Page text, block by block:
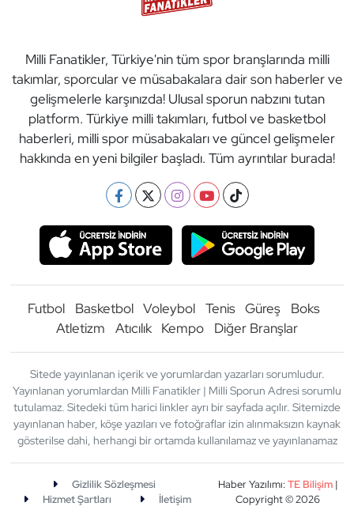
Milli Fanatikler, Türkiye'nin tüm spor branşlarında milli
takımlar, sporcular ve müsabakalara dair son haberler ve
gelişmelerle karşınızda! Ulusal sporun nabzını tutan
platform. Türkiye milli takımları, futbol ve basketbol
haberleri, milli spor müsabakaları ve güncel gelişmeler
hakkında en yeni bilgiler başladı. Tüm ayrıntılar burada!
Futbol Basketbol Voleybol Tenis Güreş
Boks
Atletizm
Atıcılık Kempo Diğer Branşlar
Sitede yayınlanan içerik ve yorumlardan yazarları sorumludur.
Yayınlanan yorumlardan Milli Fanatikler | Milli Sporun Adresi sorumlu
tutulamaz. Sitedeki tüm harici linkler ayrı bir sayfada açılır. Sitemizde
yayınlanan haber, köşe yazıları ve fotoğraflar izin alınmaksızın kaynak
gösterilse dahi, herhangi bir ortamda kullanılamaz ve yayınlanamaz
Gizlilik Sözleşmesi
Hizmet Şartları
İletişim
Haber Yazılımı:TE Bilişim|
Copyright © 2026